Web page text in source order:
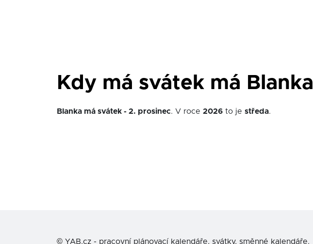
Kdy má svátek má Blanka
Blanka má svátek - 2. prosinec. V roce 2026 to je středa.
© YAB.cz - pracovní plánovací kalendáře, svátky, směnné kalendáře.